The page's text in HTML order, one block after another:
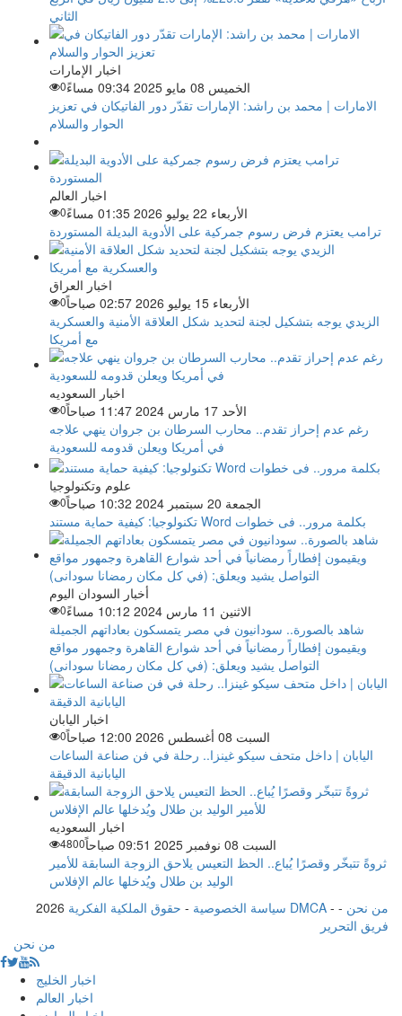
الثاني
اخبار الإمارات
الخميس 08 مايو 2025 09:34 مساءً
0
الامارات | محمد بن راشد: الإمارات تقدّر دور الفاتيكان في تعزيز
الحوار والسلام
اخبار العالم
الأربعاء 22 يوليو 2026 01:35 مساءً
0
ترامب يعتزم فرض رسوم جمركية على الأدوية البديلة المستوردة
اخبار العراق
الأربعاء 15 يوليو 2026 02:57 صباحاً
0
الزيدي يوجه بتشكيل لجنة لتحديد شكل العلاقة الأمنية والعسكرية
مع أمريكا
اخبار السعوديه
الأحد 17 مارس 2024 11:47 صباحاً
0
رغم عدم إحراز تقدم.. محارب السرطان بن جروان ينهي علاجه
في أمريكا ويعلن قدومه للسعودية
علوم وتكنولوجيا
الجمعة 20 سبتمبر 2024 10:32 صباحاً
0
تكنولوجيا: كيفية حماية مستند Word بكلمة مرور.. فى خطوات
أخبار السودان اليوم
الاثنين 11 مارس 2024 10:12 مساءً
0
شاهد بالصورة.. سودانيون في مصر يتمسكون بعاداتهم الجميلة
ويقيمون إفطاراً رمضانياً في أحد شوارع القاهرة وجمهور مواقع
التواصل يشيد ويعلق: (في كل مكان رمضانا سودانى)
اخبار اليابان
السبت 08 أغسطس 2026 12:00 صباحاً
0
اليابان | داخل متحف سيكو غينزا.. رحلة في فن صناعة الساعات
اليابانية الدقيقة
اخبار السعوديه
السبت 08 نوفمبر 2025 09:51 صباحاً
4800
ثروةً تتبخّر وقصرًا يُباع.. الحظ التعيس يلاحق الزوجة السابقة للأمير
الوليد بن طلال ويُدخلها عالم الإفلاس
2026
سياسة الخصوصية - حقوق الملكية الفكرية DMCA - من نحن -
فريق التحرير
من نحن
اخبار الخليج
اخبار العالم